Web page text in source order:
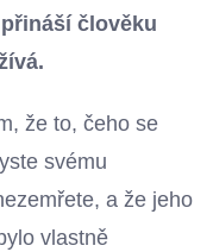
člověku
že to, čeho se
svému
a že jeho
vlastně